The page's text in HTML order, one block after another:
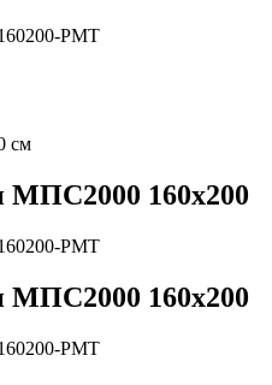
PMT
см
МПС2000 160х200
PMT
МПС2000 160х200
PMT